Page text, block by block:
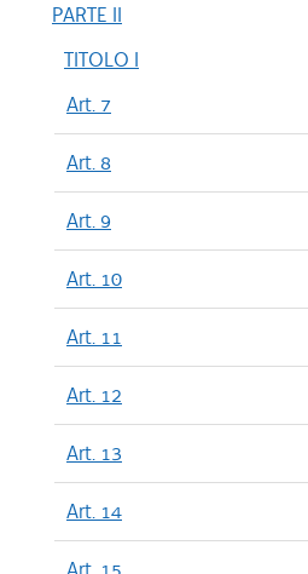
PARTE II
TITOLO I
Art. 7
Art. 8
Art. 9
Art. 10
Art. 11
Art. 12
Art. 13
Art. 14